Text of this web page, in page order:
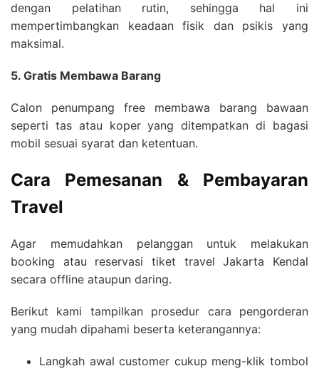
dengan pelatihan rutin, sehingga hal ini
mempertimbangkan keadaan fisik dan psikis yang
maksimal.
5. Gratis Membawa Barang
Calon penumpang free membawa barang bawaan
seperti tas atau koper yang ditempatkan di bagasi
mobil sesuai syarat dan ketentuan.
Cara Pemesanan & Pembayaran
Travel
Agar memudahkan pelanggan untuk melakukan
booking atau reservasi tiket travel Jakarta Kendal
secara offline ataupun daring.
Berikut kami tampilkan prosedur cara pengorderan
yang mudah dipahami beserta keterangannya:
Langkah awal customer cukup meng-klik tombol